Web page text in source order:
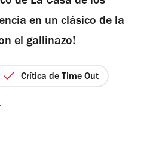
en un clásico de la
el gallinazo!
Crítica de Time Out